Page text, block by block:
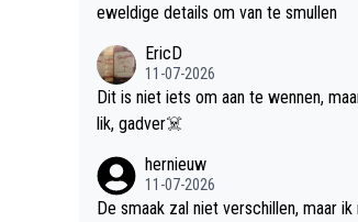
eweldige details om van te smullen
EricD
11-07-2026
Dit is niet iets om aan te wennen,
lik, gadver☠️
hernieuw
11-07-2026
De smaak zal niet verschillen, maar